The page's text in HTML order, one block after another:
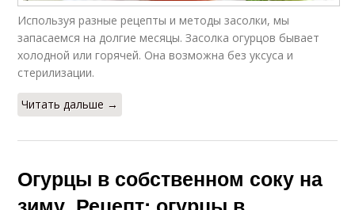
Используя разные рецепты и методы засолки, мы
запасаемся на долгие месяцы. Засолка огурцов бывает
холодной или горячей. Она возможна без уксуса и
стерилизации.
Читать дальше →
Огурцы в собственном соку на